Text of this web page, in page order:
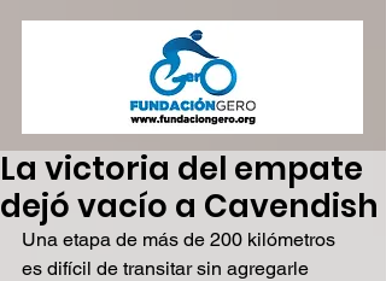
La victoria del empate
dejó vacío a Cavendish
Una etapa de más de 200 kilómetros
es difícil de transitar sin agregarle